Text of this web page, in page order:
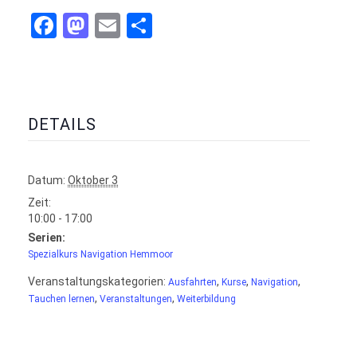
Facebook
Mastodon
Email
DETAILS
Datum: Oktober 3
Zeit:
10:00 - 17:00
Serien:
Spezialkurs Navigation Hemmoor
Veranstaltungskategorien: Ausfahrten, Kurse, Navigation,
Tauchen lernen, Veranstaltungen, Weiterbildung